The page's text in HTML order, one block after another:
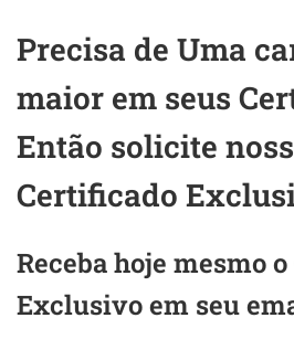
Precisa de Uma
maior em seus
Então solicite
Certificado
Receba hoje mesmo
Exclusivo em seu